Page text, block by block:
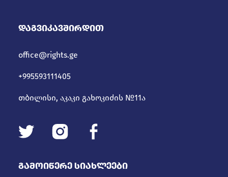
Დაგვიკავშირდით
office@rights.ge
+995593111405
თბილისი, აკაკი გახოკიძის №11ა
Გამოიწერე Სიახლეები